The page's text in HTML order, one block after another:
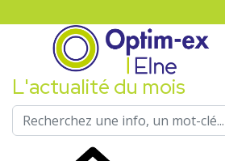
L'actualité du mois